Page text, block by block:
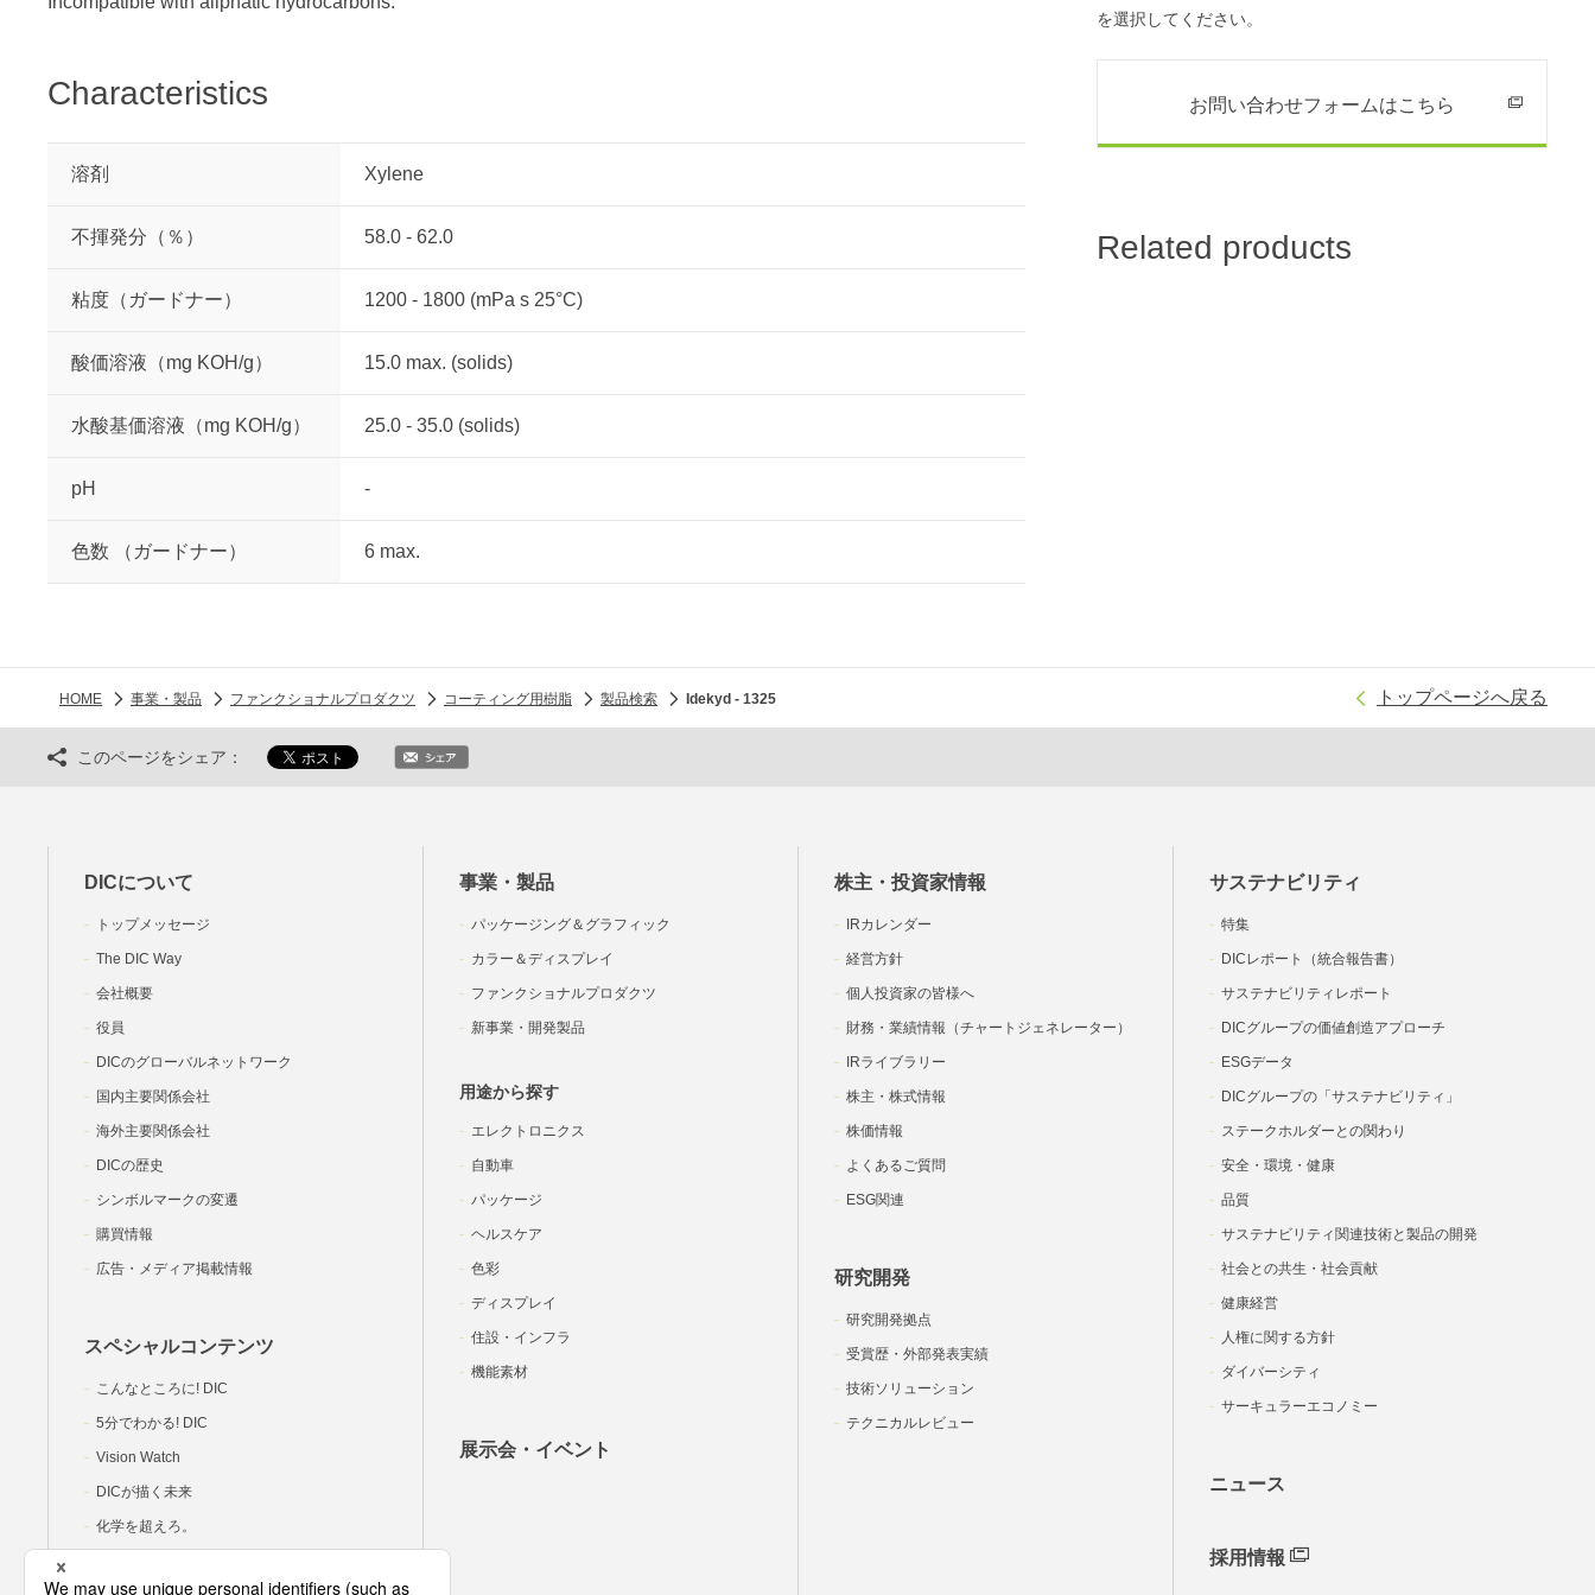
Characteristics
溶剤 Xylene
不揮発分（％） 58.0 - 62.0
粘度（ガードナー） 1200 - 1800 (mPa s 25°C)
酸価溶液（mg KOH/g） 15.0 max. (solids)
水酸基価溶液（mg KOH/g） 25.0 - 35.0 (solids)
pH -
色数 （ガードナー） 6 max.
を選択してください。
お問い合わせフォームはこちら
Related products
HOME 事業・製品 ファンクショナルプロダクツ コーティング用樹脂 製品検索 Idekyd - 1325 トップページへ戻る
このページをシェア：
DICについて
トップメッセージ
The DIC Way
会社概要
役員
DICのグローバルネットワーク
国内主要関係会社
海外主要関係会社
DICの歴史
シンボルマークの変遷
購買情報
広告・メディア掲載情報
スペシャルコンテンツ
こんなところに! DIC
5分でわかる! DIC
Vision Watch
DICが描く未来
化学を超えろ。
事業・製品
パッケージング＆グラフィック
カラー＆ディスプレイ
ファンクショナルプロダクツ
新事業・開発製品
用途から探す
エレクトロニクス
自動車
パッケージ
ヘルスケア
色彩
ディスプレイ
住設・インフラ
機能素材
展示会・イベント
株主・投資家情報
IRカレンダー
経営方針
個人投資家の皆様へ
財務・業績情報（チャートジェネレーター）
IRライブラリー
株主・株式情報
株価情報
よくあるご質問
ESG関連
研究開発
研究開発拠点
受賞歴・外部発表実績
技術ソリューション
テクニカルレビュー
サステナビリティ
特集
DICレポート（統合報告書）
サステナビリティレポート
DICグループの価値創造アプローチ
ESGデータ
DICグループの「サステナビリティ」
ステークホルダーとの関わり
安全・環境・健康
品質
サステナビリティ関連技術と製品の開発
社会との共生・社会貢献
健康経営
人権に関する方針
ダイバーシティ
サーキュラーエコノミー
ニュース
採用情報